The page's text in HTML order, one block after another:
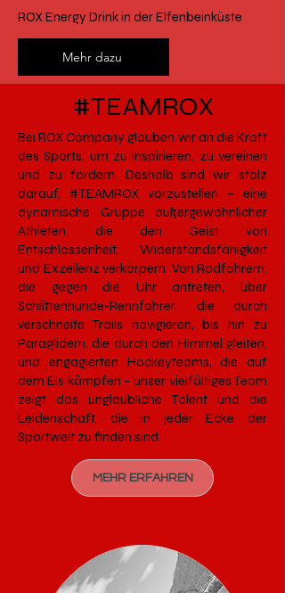
ROX Energy Drink in der Elfenbeinküste
Mehr dazu
#TEAMROX
Bei ROX Company glauben wir an die Kraft
des Sports, um zu inspirieren, zu vereinen
und zu fördern. Deshalb sind wir stolz
darauf, #TEAMROX vorzustellen – eine
dynamische Gruppe außergewöhnlicher
Athleten, die den Geist von
Entschlossenheit, Widerstandsfähigkeit
und Exzellenz verkörpern. Von Radfahrern,
die gegen die Uhr antreten, über
Schlittenhunde-Rennfahrer, die durch
verschneite Trails navigieren, bis hin zu
Paraglidern, die durch den Himmel gleiten,
und engagierten Hockeyteams, die auf
dem Eis kämpfen – unser vielfältiges Team
zeigt das unglaubliche Talent und die
Leidenschaft, die in jeder Ecke der
Sportwelt zu finden sind.
MEHR ERFAHREN